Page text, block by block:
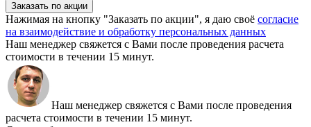
Заказать по акции
Нажимая на кнопку "Заказать по акции", я даю своё согласие
на взаимодействие и обработку персональных данных
Наш менеджер свяжется с Вами после проведения расчета
стоимости в течении 15 минут.
Наш менеджер свяжется с Вами после проведения
расчета стоимости в течении 15 минут.